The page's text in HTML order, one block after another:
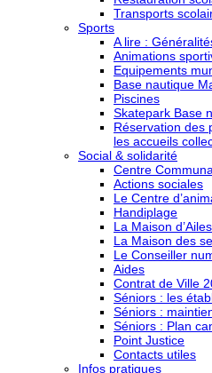
Transports
Sports
A lire :
Animations
Equipements
Base nautique
Piscines
Skatepark Base
Réservation des
les accueils
Social & solidarité
Centre
Actions sociales
Le Centre
Handiplage
La Maison d’Ailes
La Maison des
Le Conseiller
Aides
Contrat de Ville
Séniors : les
Séniors :
Séniors : Plan
Point Justice
Contacts utiles
Infos pratiques